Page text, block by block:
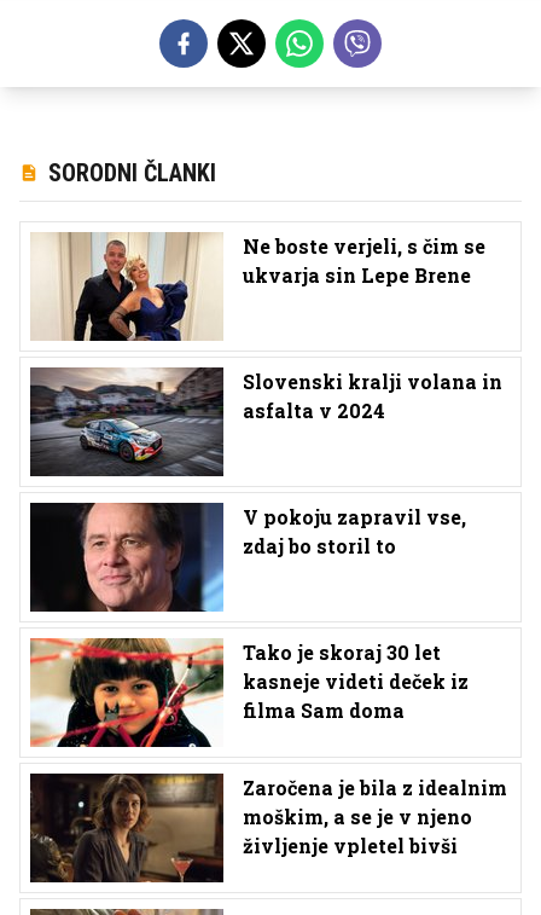
SORODNI ČLANKI
Ne boste verjeli, s čim se
ukvarja sin Lepe Brene
Slovenski kralji volana in
asfalta v 2024
V pokoju zapravil vse,
zdaj bo storil to
Tako je skoraj 30 let
kasneje videti deček iz
filma Sam doma
Zaročena je bila z idealnim
moškim, a se je v njeno
življenje vpletel bivši